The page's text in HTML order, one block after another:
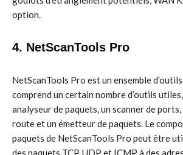
option.
4. NetScanTools Pro
NetScanTools Pro est un ensemble
comprend un certain nombre d’outils
analyseur de paquets, un scanner de
route et un émetteur de paquets. Le
paquets de NetScanTools Pro peut être
des paquets TCP, UDP et ICMP à des